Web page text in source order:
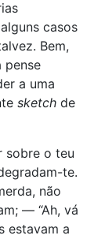
casos
Bem,
pense
a uma
sketch de
sobre o teu
te.
não
— “Ah, vá
estavam a